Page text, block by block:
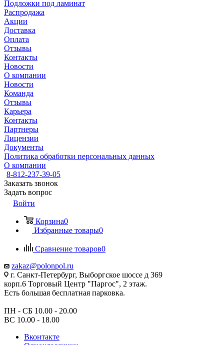
Подложки под ламинат
Распродажа
Акции
Доставка
Оплата
Отзывы
Контакты
Новости
О компании
Новости
Команда
Отзывы
Карьера
Контакты
Партнеры
Лицензии
Документы
Политика обработки персональных данных
О компании
8-812-237-39-05
Заказать звонок
Задать вопрос
Войти
Корзина0
Избранные товары0
Сравнение товаров0
zakaz@polonpol.ru
г. Санкт-Петербург, Выборгское шоссе д 369
корп.6 Торговый Центр "Паргос", 2 этаж.
Есть большая бесплатная парковка.
ПН - СБ 10.00 - 20.00
ВС 10.00 - 18.00
Вконтакте